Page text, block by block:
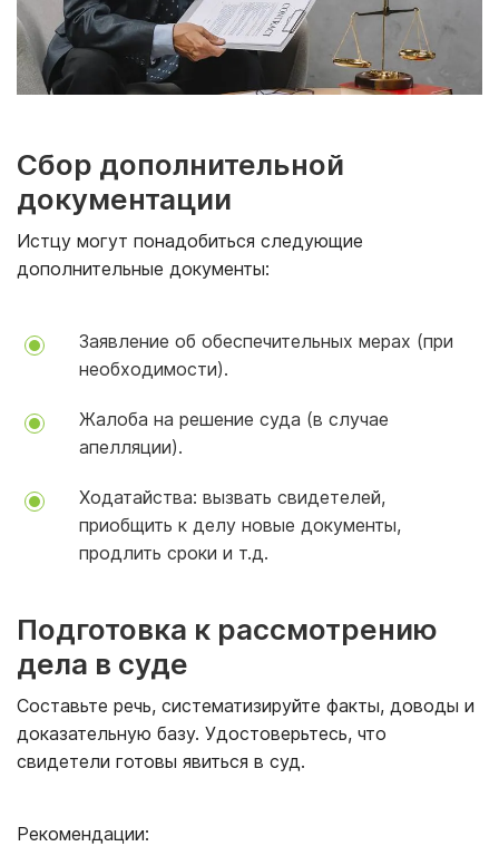
Сбор дополнительной
документации
Истцу могут понадобиться следующие
дополнительные документы:
Заявление об обеспечительных мерах (при
необходимости).
Жалоба на решение суда (в случае
апелляции).
Ходатайства: вызвать свидетелей,
приобщить к делу новые документы,
продлить сроки и т.д.
Подготовка к рассмотрению
дела в суде
Составьте речь, систематизируйте факты, доводы и
доказательную базу. Удостоверьтесь, что
свидетели готовы явиться в суд.
Рекомендации: